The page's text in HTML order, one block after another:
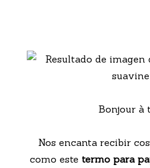
Bonjour à
Nos encanta recibir
como este termo para